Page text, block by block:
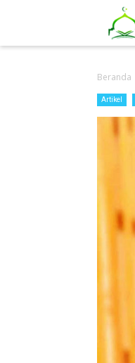
Beranda
Artikel